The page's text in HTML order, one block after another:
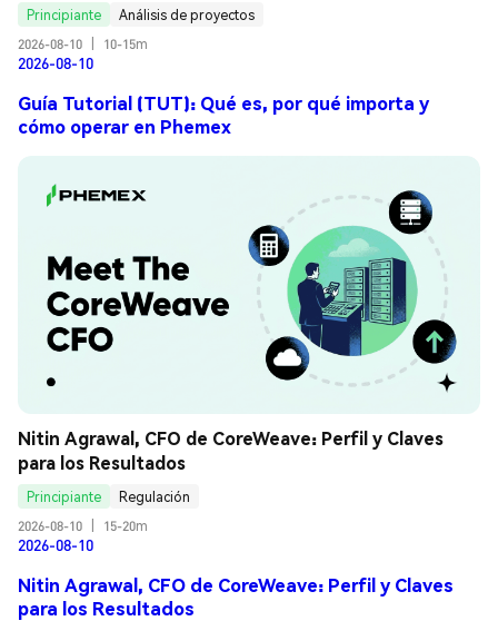
Principiante
Análisis de proyectos
2026-08-10
10-15m
2026-08-10
Guía Tutorial (TUT): Qué es, por qué importa y
cómo operar en Phemex
Nitin Agrawal, CFO de CoreWeave: Perfil y Claves
para los Resultados
Principiante
Regulación
2026-08-10
15-20m
2026-08-10
Nitin Agrawal, CFO de CoreWeave: Perfil y Claves
para los Resultados